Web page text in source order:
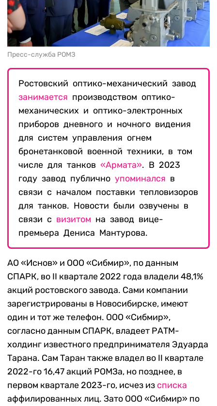
Пресс-служба РОМЗ
Ростовский оптико-механический завод
занимается производством оптико-
механических и оптико-электронных
приборов дневного и ночного видения
для систем управления огнем
бронетанковой военной техники, в том
числе для танков «Армата». В 2023
году завод публично упоминался в
связи с началом поставки тепловизоров
для танков. Новости были озвучены в
связи с визитом на завод вице-
премьера Дениса Мантурова.
АО «Иснов» и ООО «Сибмир», по данным
СПАРК, во II квартале 2022 года владели 48,1%
акций ростовского завода. Сами компании
зарегистрированы в Новосибирске, имеют
один и тот же телефон. ООО «Сибмир»,
согласно данным СПАРК, владеет РАТМ-
холдинг известного предпринимателя Эдуарда
Тарана. Сам Таран также владел во II квартале
2022-го 16,47 акций РОМЗа, но позднее, в
первом квартале 2023-го, исчез из списка
аффилированных лиц. Зато ООО «Сибмир» по